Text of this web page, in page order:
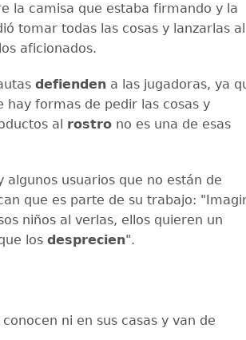
la camisa que estaba firmando y la
tomar todas las cosas y lanzarlas al
aficionados.
defienden a las jugadoras, ya
hay formas de pedir las cosas y
al rostro no es una de esas
algunos usuarios que no están de
que es parte de su trabajo:
niños al verlas, ellos quieren un
los desprecien".
ni en sus casas y van de